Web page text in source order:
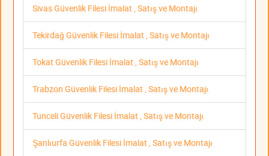
Sivas Güvenlik Filesi İmalat , Satış ve Montajı
Tekirdağ Güvenlik Filesi İmalat , Satış ve Montajı
Tokat Güvenlik Filesi İmalat , Satış ve Montajı
Trabzon Güvenlik Filesi İmalat , Satış ve Montajı
Tunceli Güvenlik Filesi İmalat , Satış ve Montajı
Şanlıurfa Güvenlik Filesi İmalat , Satış ve Montajı